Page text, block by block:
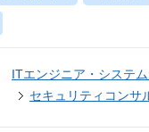
ITエンジニア・システ
セキュリティコンサ